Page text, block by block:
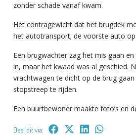
zonder schade vanaf kwam.
Het contragewicht dat het brugdek
het autotransport; de voorste auto
Een brugwachter zag het mis gaan
in, maar het kwaad was al geschied.
vrachtwagen te dicht op de brug
stopstreep te rijden.
Een buurtbewoner maakte foto’s en
Deel dit via: